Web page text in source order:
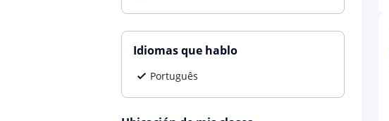
Idiomas que hablo
Português